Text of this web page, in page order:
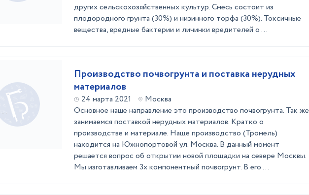
других сельскохозяйственных культур. Смесь состоит из
плодородного грунта (30%) и низинного торфа (30%). Токсичные
вещества, вредные бактерии и личинки вредителей о ...
Производство почвогрунта и поставка нерудных
материалов
24 марта 2021
Москва
Основное наше направление это производство почвогрунта. Так же
занимаемся поставкой нерудных материалов. Кратко о
производстве и материале. Наще производство (Тромель)
находится на Южнопортовой ул. Москва. В данный момент
решается вопрос об открытии новой площадки на севере Москвы.
Мы изготавливаем 3х компонентный почвогрунт. В его ...